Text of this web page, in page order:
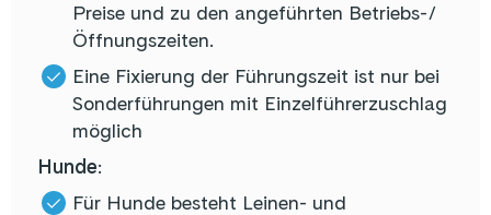
Preise und zu den angeführten Betriebs-/
Öffnungszeiten.
Eine Fixierung der Führungszeit ist nur bei
Sonderführungen mit Einzelführerzuschlag
möglich
Hunde:
Für Hunde besteht Leinen- und